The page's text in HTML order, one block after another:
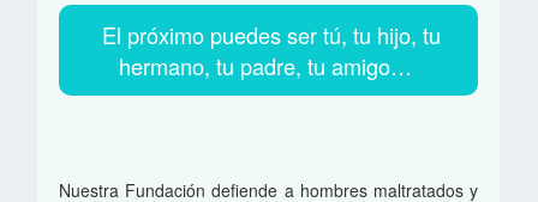
El próximo puedes ser tú, tu hijo, tu
hermano, tu padre, tu amigo…
Nuestra Fundación defiende a hombres maltratados y